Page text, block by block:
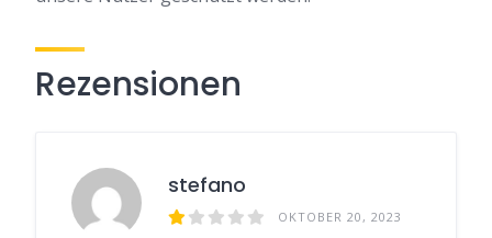
Rezensionen
stefano
OKTOBER 20, 2023